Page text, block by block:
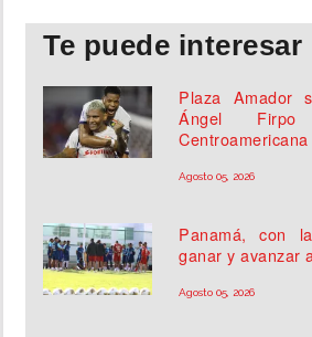
Te puede interesar
Plaza Amador
Ángel
Agosto 05, 2026
Panamá, con
ganar y avanzar
Agosto 05, 2026